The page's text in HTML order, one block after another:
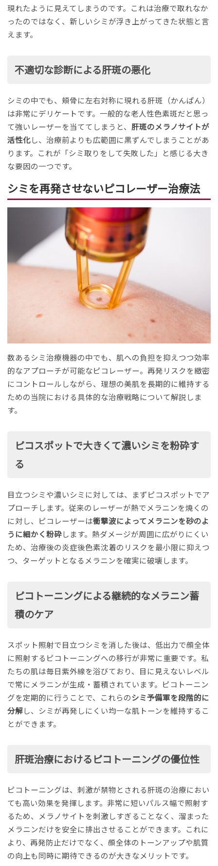
現れたように見えてしまうのです。これは治療で取れなか
ったのではなく、新しいシミが浮き上がってきた状態と言
えます。
不適切な診断による肝斑の悪化
シミの中でも、頬骨に左右対称に現れる肝斑（かんぱん）
は非常にデリケートです。一般的な老人性色素斑だと思っ
て強いレーザーを当ててしまうと、 肝斑のメラノサイトが
活性化し、治療前よりも広範囲に黒ずんでしまうことがあ
ります。これが「シミ取りをして失敗した」と感じる大き
な要因の一つです。
シミを再発させないピコレーザー治療法
数あるシミ治療機器の中でも、肌への負担を抑えつつ効率
的なアプローチが可能なピコレーザー。再発リスクを緻密
にコントロールしながら、理想の美肌を長期的に維持する
ための当院における具体的な治療戦略について解説しま
す。
ピコスポットで大きくて濃いシミを粉砕す
る
目立つシミや濃いシミに対しては、まずピコスポットでア
プローチします。従来のレーザーが熱でメラニンを焼くの
に対し、ピコレーザーは衝撃波によってメラニンを砂のよ
うに細かく粉砕します。熱ダメージが周囲に広がりにくい
ため、治療後の炎症後色素沈着のリスクを最小限に抑えつ
つ、ターゲットとなるメラニンを確実に破壊します。
ピコトーニングによる継続的なメラニン蓄
積のケア
スポット照射で目立つシミを消した後は、低出力で顔全体
に照射するピコトーニングへの移行が非常に重要です。私
たちの肌は毎日紫外線を浴びており、目に見えないレベル
で常にメラニンが生成・蓄積されています。ピコトーニン
グを定期的に行うことで、これらのシミ予備軍を段階的に
分解し、シミが再発しにくい均一な肌トーンを維持するこ
とができます。
肝斑治療におけるピコトーニングの優位性
ピコトーニングは、刺激が禁物とされる肝斑の治療におい
ても高い効果を発揮します。 非常に短いパルス幅で照射す
るため、メラノサイトを刺激しすぎることなく、溜まった
メラニンだけを安全に排出させることができます。 これに
より、再発防止だけでなく、顔全体のトーンアップや肌質
の向上も同時に期待できるのが大きなメリットです。